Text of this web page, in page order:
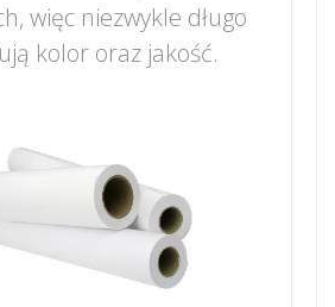
więc niezwykle długo
kolor oraz jakość.